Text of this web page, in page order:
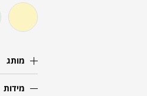
מותג
מידות